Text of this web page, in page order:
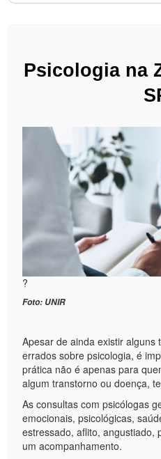
Psicologia na
?
Foto: UNIR
Apesar de ainda existir alguns
errados sobre psicologia, é
prática não é apenas para
algum transtorno ou doença,
As consultas com psicólogas
emocionais, psicológicas,
estressado, aflito, angustiado,
um acompanhamento.